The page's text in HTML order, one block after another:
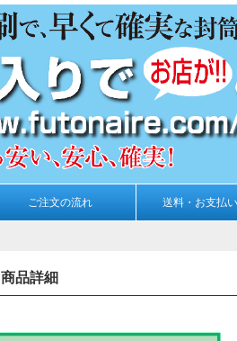
ご注文の流れ 送料・お支払
商品詳細